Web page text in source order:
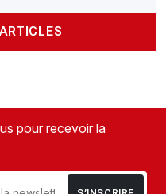
pour recevoir la